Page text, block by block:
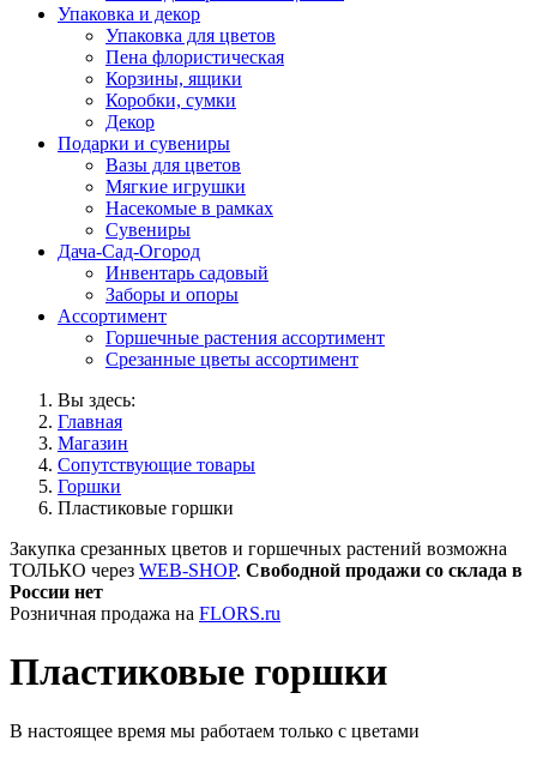
Упаковка и декор
Упаковка для цветов
Пена флористическая
Корзины, ящики
Коробки, сумки
Декор
Подарки и сувениры
Вазы для цветов
Мягкие игрушки
Насекомые в рамках
Сувениры
Дача-Сад-Огород
Инвентарь садовый
Заборы и опоры
Ассортимент
Горшечные растения ассортимент
Срезанные цветы ассортимент
Вы здесь:
Главная
Магазин
Сопутствующие товары
Горшки
Пластиковые горшки
Закупка срезанных цветов и горшечных растений возможна
ТОЛЬКО через WEB-SHOP. Свободной продажи со склада в
России нет
Розничная продажа на FLORS.ru
Пластиковые горшки
В настоящее время мы работаем только с цветами